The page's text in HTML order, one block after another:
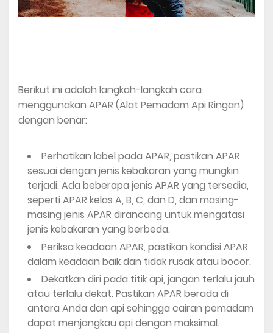
Berikut ini adalah langkah-langkah cara
menggunakan APAR (Alat Pemadam Api Ringan)
dengan benar:
Perhatikan label pada APAR, pastikan APAR
sesuai dengan jenis kebakaran yang mungkin
terjadi. Ada beberapa jenis APAR yang tersedia,
seperti APAR kelas A, B, C, dan D, dan masing-
masing jenis APAR dirancang untuk mengatasi
jenis kebakaran yang berbeda.
Periksa keadaan APAR, pastikan kondisi APAR
dalam keadaan baik dan tidak rusak atau bocor.
Dekatkan diri pada titik api, jangan terlalu jauh
atau terlalu dekat. Pastikan APAR berada di
antara Anda dan api sehingga cairan pemadam
dapat menjangkau api dengan maksimal.